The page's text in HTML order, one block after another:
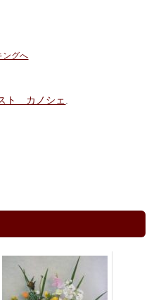
ングへ
ト カノシェ